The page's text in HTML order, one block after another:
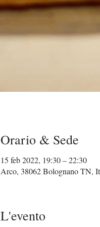
Orario & Sede
15 feb 2022, 19:30 – 22:30
Arco, 38062 Bolognano TN,
L'evento